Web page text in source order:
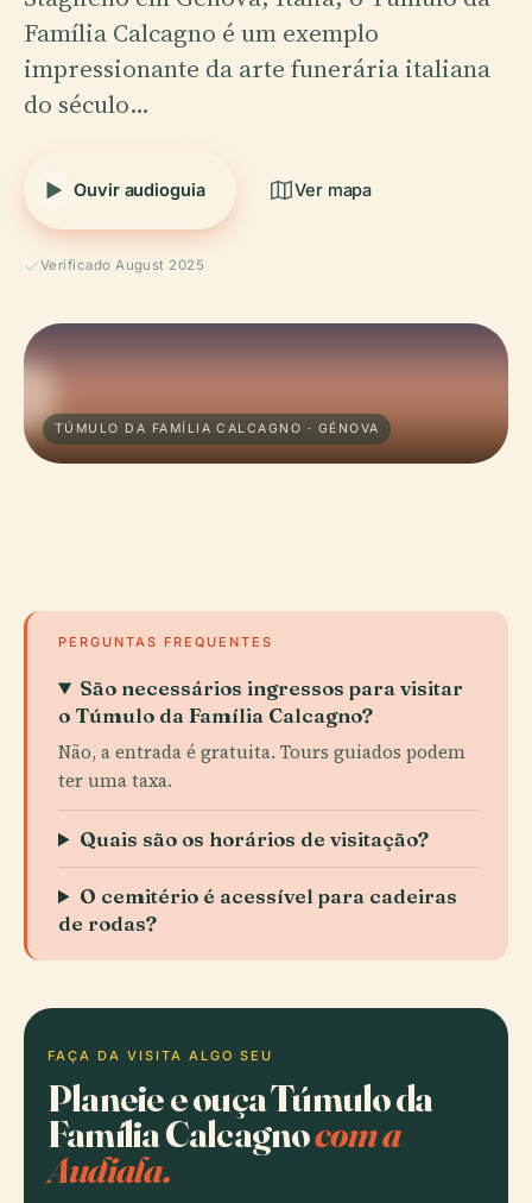
Família Calcagno é um exemplo
impressionante da arte funerária italiana
do século…
Ouvir audioguia Ver mapa
Verificado August 2025
TÚMULO DA FAMÍLIA CALCAGNO · GÉNOVA
PERGUNTAS FREQUENTES
São necessários ingressos para visitar
o Túmulo da Família Calcagno?
Não, a entrada é gratuita. Tours guiados podem
ter uma taxa.
Quais são os horários de visitação?
O cemitério é acessível para cadeiras
de rodas?
FAÇA DA VISITA ALGO SEU
Planeie e ouça Túmulo da
Família Calcagnocom a
Audiala.